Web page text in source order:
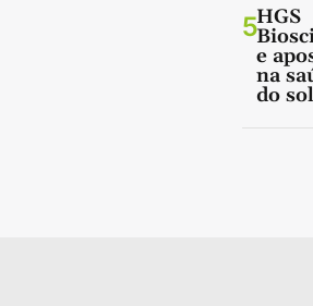
5HGS
e
na
do